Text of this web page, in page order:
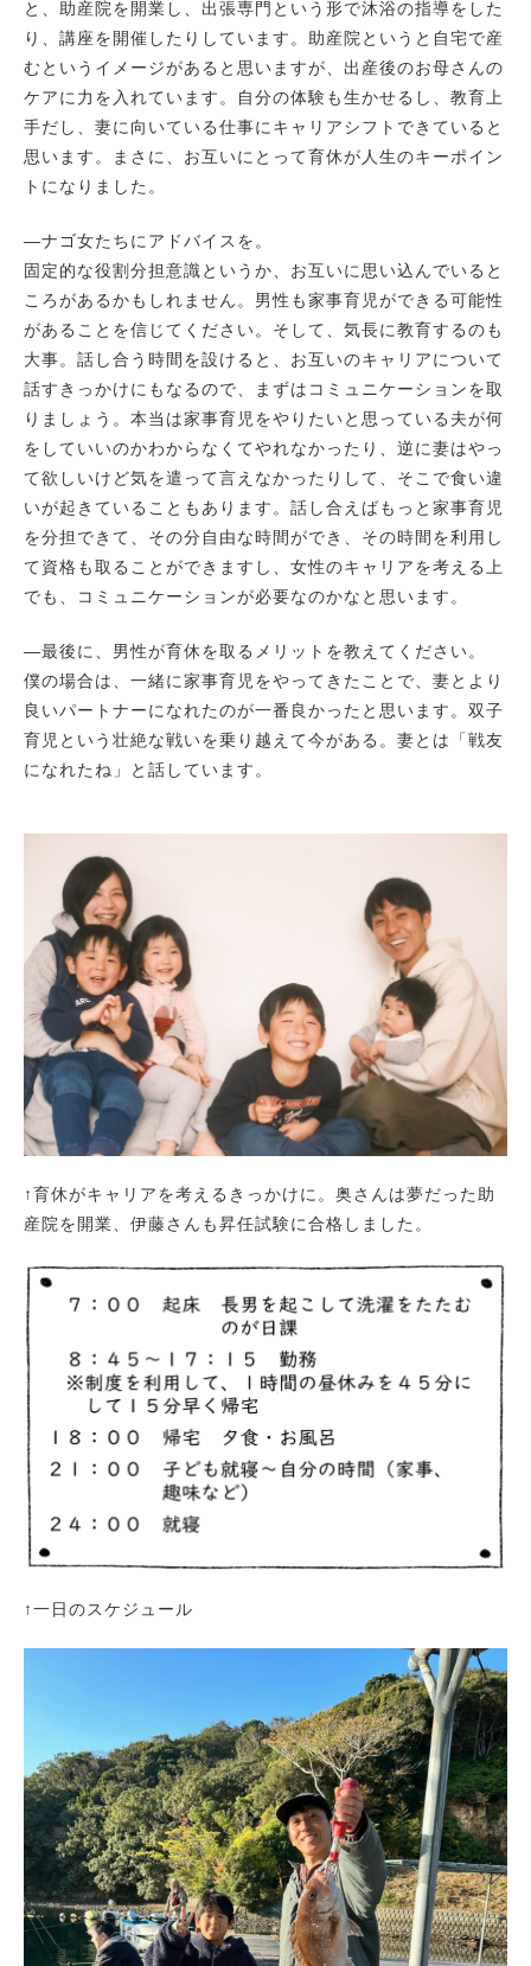
と、助産院を開業し、出張専門という形で沐浴の指導をした
り、講座を開催したりしています。助産院というと自宅で産
むというイメージがあると思いますが、出産後のお母さんの
ケアに力を入れています。自分の体験も生かせるし、教育上
手だし、妻に向いている仕事にキャリアシフトできていると
思います。まさに、お互いにとって育休が人生のキーポイン
トになりました。
―ナゴ女たちにアドバイスを。
固定的な役割分担意識というか、お互いに思い込んでいると
ころがあるかもしれません。男性も家事育児ができる可能性
があることを信じてください。そして、気長に教育するのも
大事。話し合う時間を設けると、お互いのキャリアについて
話すきっかけにもなるので、まずはコミュニケーションを取
りましょう。本当は家事育児をやりたいと思っている夫が何
をしていいのかわからなくてやれなかったり、逆に妻はやっ
て欲しいけど気を遣って言えなかったりして、そこで食い違
いが起きていることもあります。話し合えばもっと家事育児
を分担できて、その分自由な時間ができ、その時間を利用し
て資格も取ることができますし、女性のキャリアを考える上
でも、コミュニケーションが必要なのかなと思います。
―最後に、男性が育休を取るメリットを教えてください。
僕の場合は、一緒に家事育児をやってきたことで、妻とより
良いパートナーになれたのが一番良かったと思います。双子
育児という壮絶な戦いを乗り越えて今がある。妻とは「戦友
になれたね」と話しています。
↑育休がキャリアを考えるきっかけに。奥さんは夢だった助
産院を開業、伊藤さんも昇任試験に合格しました。
↑一日のスケジュール